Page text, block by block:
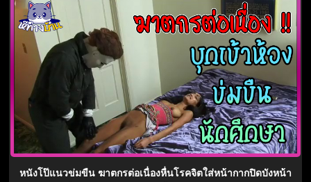
หนังโป๊แนวข่มขืน ฆาตกรต่อเนื่องหื่นโรคจิตใส่หน้ากากปิดบังหน้า